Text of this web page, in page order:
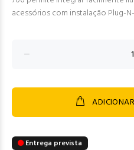
acessórios com instalação Plug-
Entrega prevista